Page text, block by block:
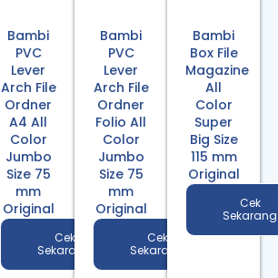
Bambi
PVC
Lever
Arch File
Ordner
A4 All
Color
Jumbo
Size 75
mm
Original
Cek
Sekarang
Bambi
PVC
Lever
Arch File
Ordner
Folio All
Color
Jumbo
Size 75
mm
Original
Cek
Sekarang
Bambi
Box File
Magazine
All
Color
Super
Big Size
115 mm
Original
Cek
Sekarang